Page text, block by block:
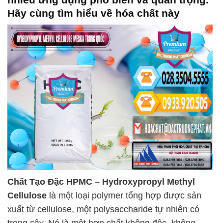
Hãy cùng tìm hiểu về hóa chất này
Chất Tạo Đặc HPMC – Hydroxypropyl Methyl
Cellulose là một loại polymer tổng hợp được sản
xuất từ cellulose, một polysaccharide tự nhiên có